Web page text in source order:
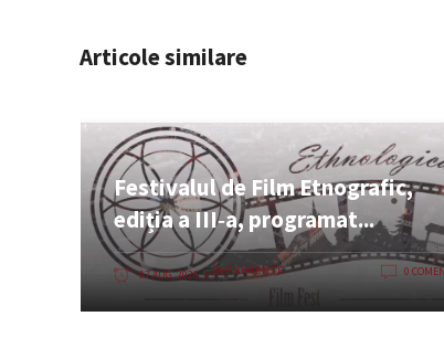
Articole similare
Festivalul de Film Etnografic,
ediția a III‑a, programat...
07 AUG. 2026 EVENIMENTE 0